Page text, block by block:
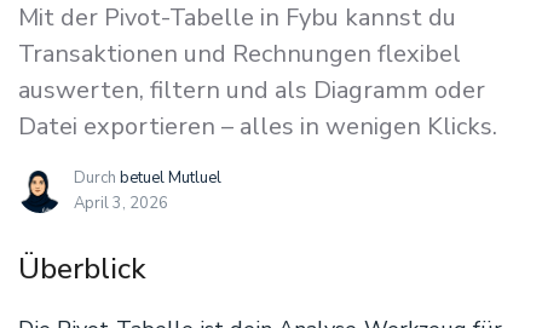
Mit der Pivot-Tabelle in Fybu kannst du
Transaktionen und Rechnungen flexibel
auswerten, filtern und als Diagramm oder
Datei exportieren – alles in wenigen Klicks.
Durch betuel Mutluel
April 3, 2026
Überblick